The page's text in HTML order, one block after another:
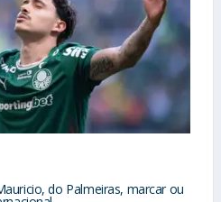
do Palmeiras, marcar ou